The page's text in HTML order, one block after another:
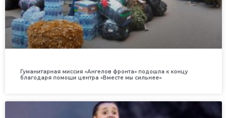
Гуманитарная миссия «Ангелов фронта» подошла к концу
благодаря помощи центра «Вместе мы сильнее»